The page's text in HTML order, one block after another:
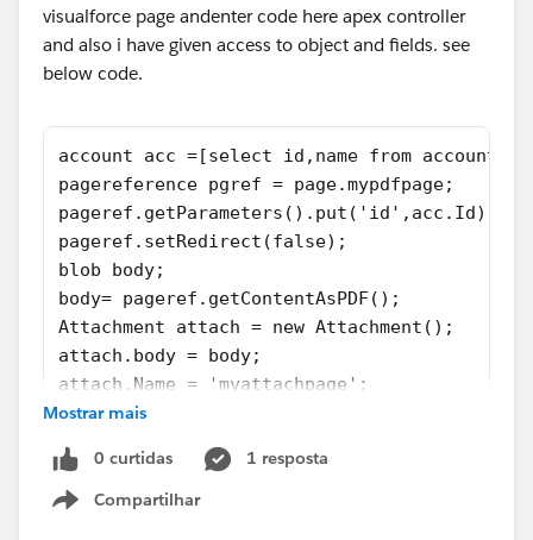
visualforce page andenter code here apex controller
and also i have given access to object and fields. see
below code.
account acc =[select id,name from account
pagereference pgref = page.mypdfpage;
pageref.getParameters().put('id',acc.Id);
pageref.setRedirect(false);
blob body;
body= pageref.getContentAsPDF();
Attachment attach = new Attachment();
attach.body = body;
attach.Name = 'myattachpage';
attach.Isprivate = false;
attach.ParentId = acc.Id;
attach.ContentType = 'pdf';
insert attach;
Mostrar mais
0 curtidas
1 resposta
Compartilhar
Show menu